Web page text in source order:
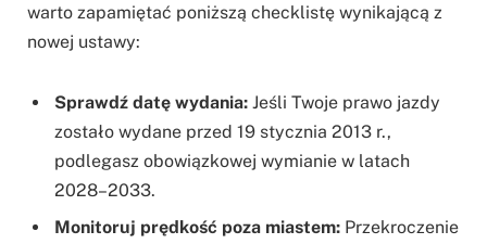
warto zapamiętać poniższą checklistę wynikającą z
nowej ustawy:
Sprawdź datę wydania: Jeśli Twoje prawo jazdy
zostało wydane przed 19 stycznia 2013 r.,
podlegasz obowiązkowej wymianie w latach
2028–2033.
Monitoruj prędkość poza miastem: Przekroczenie